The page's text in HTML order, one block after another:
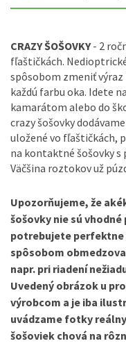
CRAZY ŠOŠOVKY- 2
fľaštičkách.
spôsobom zmeniť výraz
každú farbu oka. Idete
kamarátom alebo do
crazy šošovky
uložené vo fľaštičkách,
na kontaktné šošovky s
Väčšina roztokov už
Upozorňujeme, že
šošovky nie sú
potrebujete perfektne
spôsobom
napr. pri riadení
Uvedený obrázok u
výrobcom a je iba
uvádzame fotky
šošoviek chová na